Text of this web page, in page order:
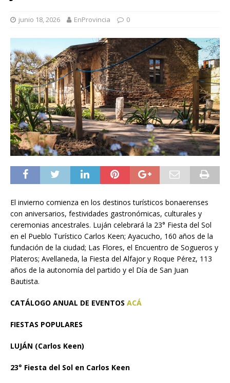
junio 18, 2026 EnProvincia 0
El invierno comienza en los destinos turísticos bonaerenses
con aniversarios, festividades gastronómicas, culturales y
ceremonias ancestrales. Luján celebrará la 23° Fiesta del Sol
en el Pueblo Turístico Carlos Keen; Ayacucho, 160 años de la
fundación de la ciudad; Las Flores, el Encuentro de Sogueros y
Plateros; Avellaneda, la Fiesta del Alfajor y Roque Pérez, 113
años de la autonomía del partido y el Día de San Juan
Bautista.
CATÁLOGO ANUAL DE EVENTOS ACÁ
FIESTAS POPULARES
LUJÁN (Carlos Keen)
23° Fiesta del Sol en Carlos Keen